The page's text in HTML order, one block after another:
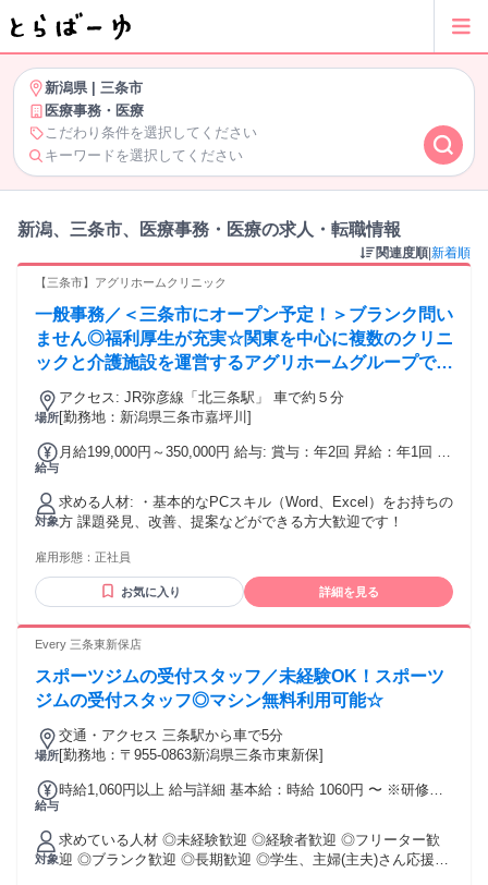
新潟県| 三条市
医療事務・医療
こだわり条件を選択してください
キーワードを選択してください
新潟、三条市、医療事務・医療の求人・転職情報
関連度順 新着順
【三条市】アグリホームクリニック
一般事務／＜三条市にオープン予定！＞ブランク問い
ません◎福利厚生が充実☆関東を中心に複数のクリニ
ックと介護施設を運営するアグリホームグループです
◎
場所
アクセス: JR弥彦線「北三条駅」 車で約５分
[勤務地：新潟県三条市嘉坪川]
給与
月給199,000円～350,000円 給与: 賞与：年2回 昇給：年1回 各
あり 制服貸与 退職金制度あり アグリー手当 食事補助 資格取
得支援制度 研修・講習参加費支給
対象
求める人材: ・基本的なPCスキル（Word、Excel）をお持ちの
方 課題発見、改善、提案などができる方大歓迎です！
雇用形態： 正社員
お気に入り 詳細を見る
Every 三条東新保店
スポーツジムの受付スタッフ／未経験OK！スポーツ
ジムの受付スタッフ◎マシン無料利用可能☆
場所
交通・アクセス 三条駅から車で5分
[勤務地：〒955-0863新潟県三条市東新保]
給与
時給1,060円以上 給与詳細 基本給：時給 1060円 〜 ※研修期
通規定支給（社内規定あり）
対象
求めている人材 ◎未経験歓迎 ◎経験者歓迎 ◎フリーター歓
迎 ◎ブランク歓迎 ◎長期歓迎 ◎学生、主婦(主夫)さん応援